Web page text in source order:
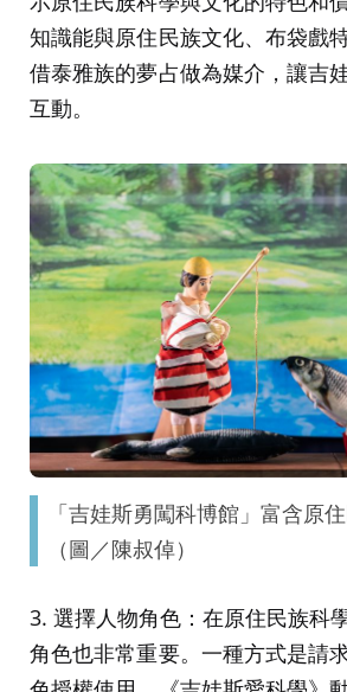
知識能與原住民族文化、布袋戲
借泰雅族的夢占做為媒介，讓吉
互動。
「吉娃斯勇闖科博館」富含原
（圖／陳叔倬）
3. 選擇人物角色：在原住民族科
角色也非常重要。一種方式是請